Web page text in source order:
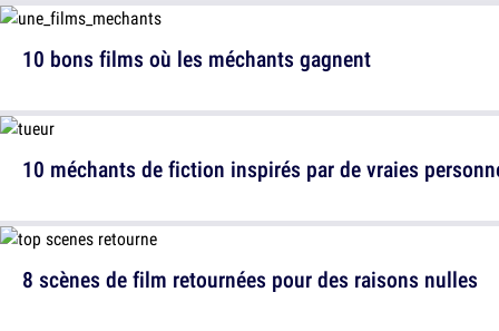
10 méchants de fiction inspirés par de vraies
10 bons films où les méchants gagnent
8 scènes de film retournées pour des raisons nulles